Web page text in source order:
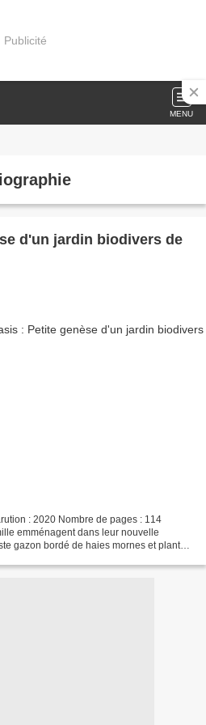
Publicité
MENU
d'un jardin biodivers de
: 2020 Nombre de pages : 114
emménagent dans leur nouvelle
gazon bordé de haies mornes et planté